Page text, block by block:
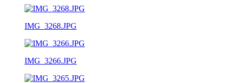
IMG_3268.JPG
IMG_3266.JPG